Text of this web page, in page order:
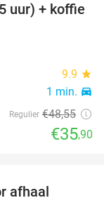
26%
uur) + koffie
9.9 star
1 min. directions_car
Regulier €48,55
€35,90
afhaal